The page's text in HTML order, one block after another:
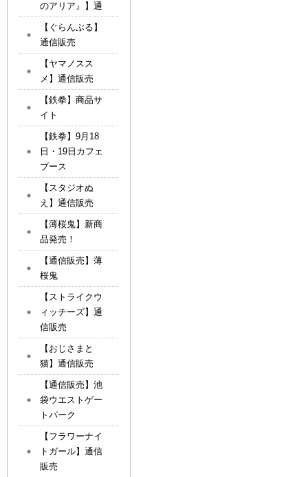
のアリア』】通
【ぐらんぶる】
通信販売
【ヤマノスス
メ】通信販売
【鉄拳】商品サ
イト
【鉄拳】9月18
日・19日カフェ
ブース
【スタジオぬ
え】通信販売
【薄桜鬼】新商
品発売！
【通信販売】薄
桜鬼
【ストライクウ
ィッチーズ】通
信販売
【おじさまと
猫】通信販売
【通信販売】池
袋ウエストゲー
トパーク
【フラワーナイ
トガール】通信
販売